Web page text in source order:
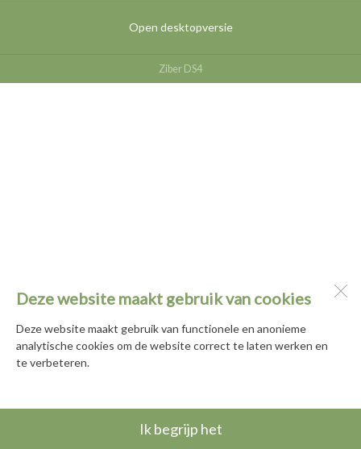
Deze website maakt gebruik van cookies
Deze website maakt gebruik van functionele en anonieme
analytische cookies om de website correct te laten werken en
te verbeteren.
Ik begrijp het
Open desktopversie
Ziber DS4